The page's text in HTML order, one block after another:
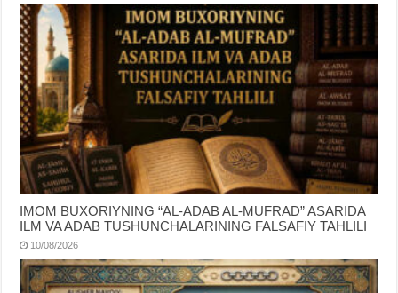
IMOM BUXORIYNING “AL-ADAB AL-MUFRAD” ASARIDA
ILM VA ADAB TUSHUNCHALARINING FALSAFIY TAHLILI
10/08/2026